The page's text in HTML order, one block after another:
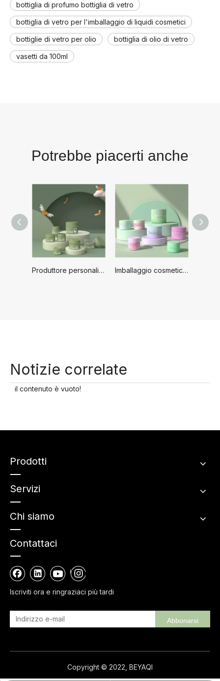
bottiglia di profumo bottiglia di vetro
bottiglia di vetro per l'imballaggio di liquidi cosmetici
bottiglie di vetro per olio bottiglia di olio di vetro
vasetti da 100ml
Potrebbe piacerti anche
Produttore personalizzabile Vetro all'ingrosso Barattoli per cosmetici personalizzabili da 20 g 30 g Barattolo di vetro per crema cosmetica Imballaggio cosmetico in vetro Vasetti cosmetici vuoti all'ingrosso da 20g 30g 75g Ricarica per vasetti cosmetici Vasetti cosmetici personalizzabili
Notizie correlate
il contenuto è vuoto!
Prodotti
Servizi
Chi siamo
Contattaci
Iscriviti ora e ringraziaci più tardi
Abbonarsi
Copyright © 2022, BEYAQI